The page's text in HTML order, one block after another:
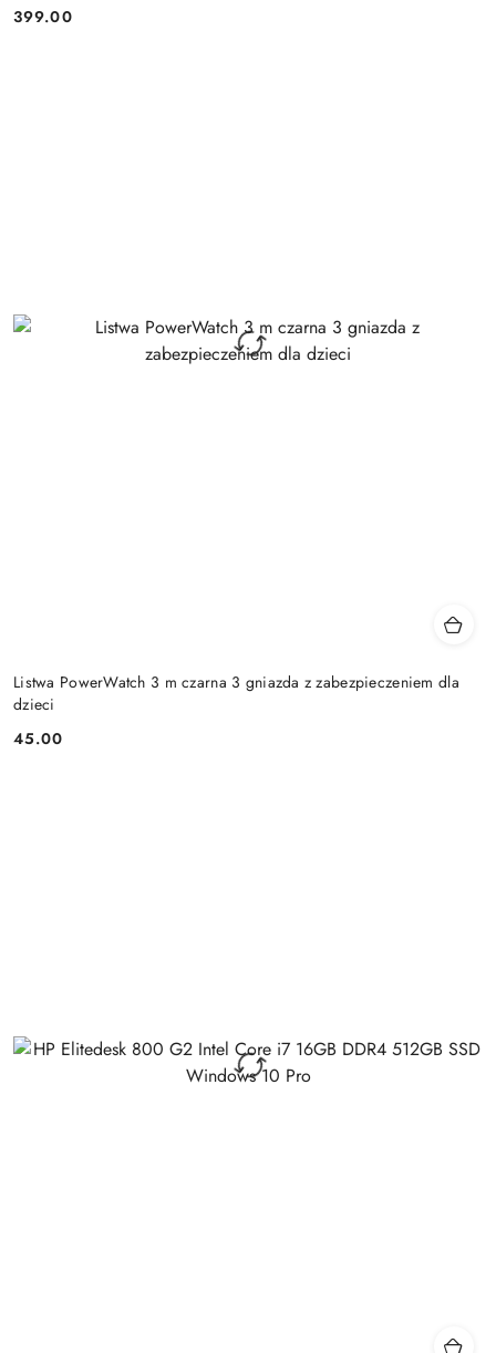
Cena:
399.00
Listwa PowerWatch 3 m czarna 3 gniazda z zabezpieczeniem dla
dzieci
Cena:
45.00